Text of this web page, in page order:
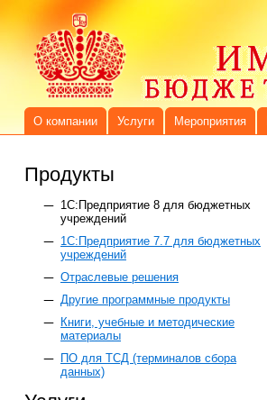
О компании Услуги Мероприятия
Продукты
1C:Предприятие 8 для бюджетных
учреждений
1С:Предприятие 7.7 для бюджетных
учреждений
Отраслевые решения
Другие программные продукты
Книги, учебные и методические
материалы
ПО для ТСД (терминалов сбора
данных)